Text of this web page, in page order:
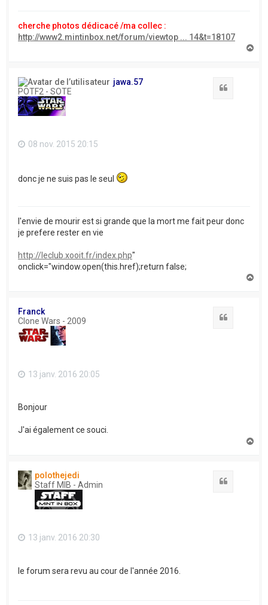
cherche photos dédicacé /ma collec :
http://www2.mintinbox.net/forum/viewtop ... 14&t=18107
jawa.57
POTF2 - SOTE
08 nov. 2015 20:15
donc je ne suis pas le seul
l'envie de mourir est si grande que la mort me fait peur donc
je prefere rester en vie
http://leclub.xooit.fr/index.php"
onclick="window.open(this.href);return false;
Franck
Clone Wars - 2009
13 janv. 2016 20:05
Bonjour
J'ai également ce souci.
polothejedi
Staff MIB - Admin
13 janv. 2016 20:30
le forum sera revu au cour de l'année 2016.